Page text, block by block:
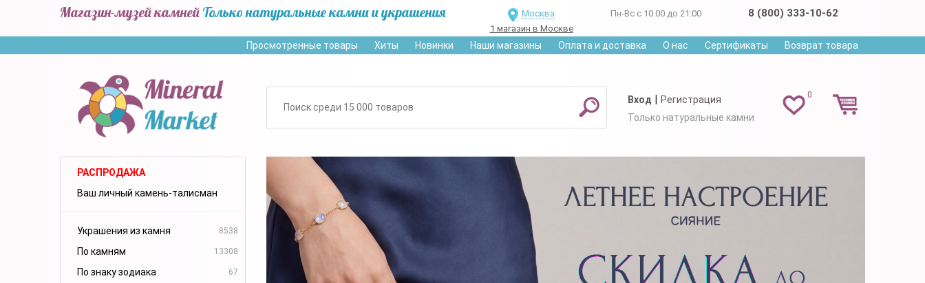
Магазин-музей камней Только натуральные камни и украшения
Москва
1 магазин в Москве
Пн-Вс с 10:00 до 21:00 8 (800) 333-10-62
Просмотренные товары Хиты Новинки Наши магазины Оплата и доставка О нас Сертификаты Возврат товара
0
Вход | Регистрация
Только натуральные камни
РАСПРОДАЖА
Ваш личный камень-талисман
Украшения из камня 8538
По камням 13308
По знаку зодиака 67